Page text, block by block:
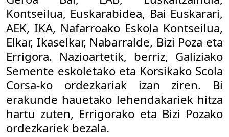
Kontseilua, Euskarabidea, Bai Euskarari,
AEK, IKA, Nafarroako Eskola Kontseilua,
Elkar, Ikaselkar, Nabarralde, Bizi Poza eta
Errigora. Nazioartetik, berriz, Galiziako
Semente eskoletako eta Korsikako Scola
Corsa-ko ordezkariak izan ziren. Bi
erakunde hauetako lehendakariek hitza
hartu zuten, Errigorako eta Bizi Pozako
ordezkariek bezala.